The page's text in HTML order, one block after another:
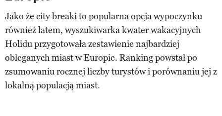
Jako że city breaki to popularna opcja wypoczynku
również latem, wyszukiwarka kwater wakacyjnych
Holidu przygotowała zestawienie najbardziej
obleganych miast w Europie. Ranking powstał po
zsumowaniu rocznej liczby turystów i porównaniu jej z
lokalną populacją miast.